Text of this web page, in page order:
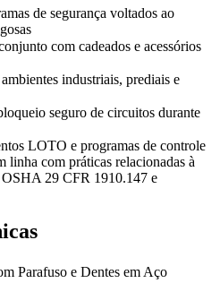
de segurança voltados ao
com cadeados e acessórios
industriais, prediais e
seguro de circuitos durante
LOTO e programas de controle
linha com práticas relacionadas à
29 CFR 1910.147 e
Parafuso e Dentes em Aço